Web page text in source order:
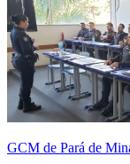
GCM de Pará de